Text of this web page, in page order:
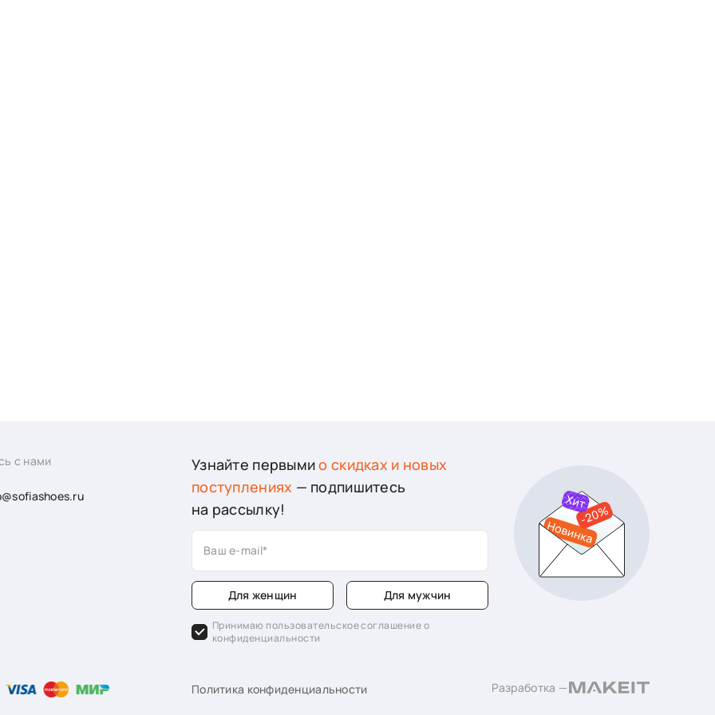
с нами Узнайте первымио скидках и новых
поступлениях — подпишитесь
на рассылку!
Ваш e-mail
Для женщин Для мужчин
Принимаю пользовательское соглашение о
конфиденциальности
Политика конфиденциальности Разработка —